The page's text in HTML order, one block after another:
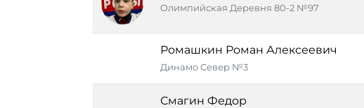
Олимпийская Деревня 80-2 №97
Ромашкин Роман Алексеевич
Динамо Север №3
Смагин Федор